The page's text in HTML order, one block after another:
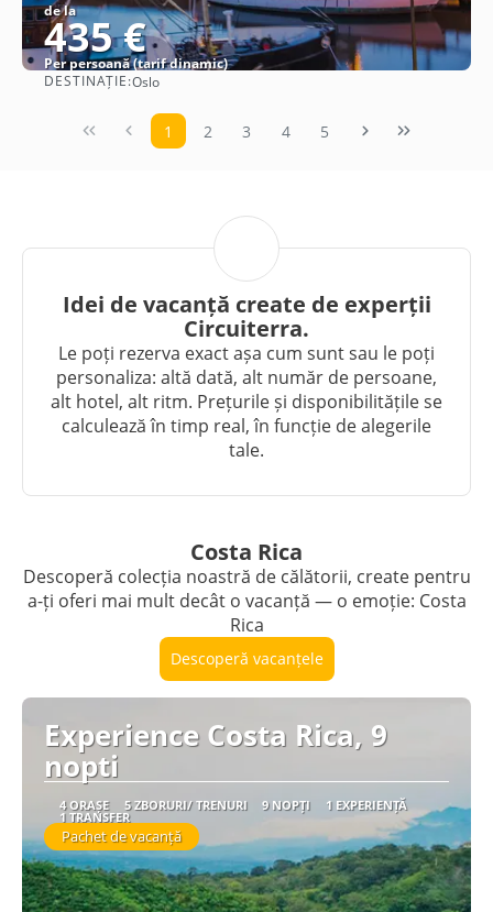
de la
435 €
Per persoană (tarif dinamic)
DESTINAȚIE:Oslo
1 2 3 4 5
Idei de vacanță create de experții
Circuiterra.
Le poți rezerva exact așa cum sunt sau le poți
personaliza: altă dată, alt număr de persoane,
alt hotel, alt ritm. Prețurile și disponibilitățile se
calculează în timp real, în funcție de alegerile
tale.
Costa Rica
Descoperă colecția noastră de călătorii, create pentru
a-ți oferi mai mult decât o vacanță — o emoție: Costa
Rica
Descoperă vacanțele
Experience Costa Rica, 9
nopti
4 ORAȘE 5 ZBORURI/ TRENURI 9 NOPȚI 1 EXPERIENȚĂ
1 TRANSFER
Pachet de vacanță